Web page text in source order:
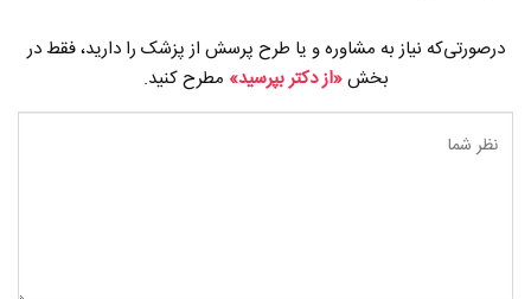
درصورتی‌که نیاز به مشاوره و یا طرح پرسش از پزشک را دارید، فقط در
بخش«از دکتر بپرسید» مطرح کنید.